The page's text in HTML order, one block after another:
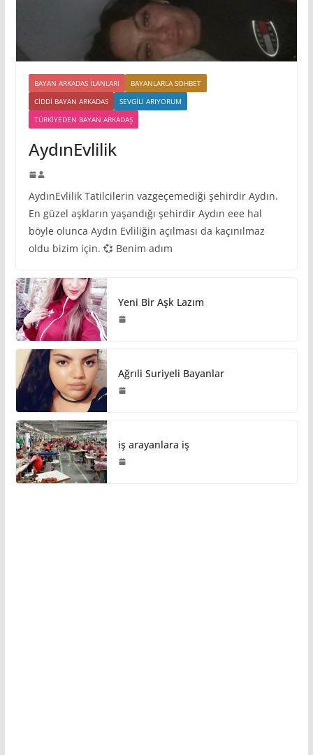
BAYAN ARKADAS ILANLARI
BAYANLARLA SOHBET
CIDDI BAYAN ARKADAS
SEVGILI ARIYORUM
TÜRKIYEDEN BAYAN ARKADAŞ
AydınEvlilik
AydınEvlilik Tatilcilerin vazgeçemediği şehirdir Aydın.
En güzel aşkların yaşandığı şehirdir Aydın eee hal
böyle olunca Aydın Evliliğin açılması da kaçınılmaz
oldu bizim için. 💞 Benim adım
Yeni Bir Aşk Lazım
Ağrıli Suriyeli Bayanlar
iş arayanlara iş